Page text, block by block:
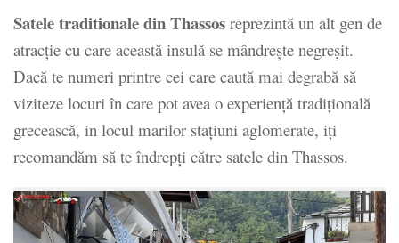
Satele traditionale din Thassos reprezintă un alt gen de
atracție cu care această insulă se mândrește negreșit.
Dacă te numeri printre cei care caută mai degrabă să
viziteze locuri în care pot avea o experiență tradițională
grecească, in locul marilor stațiuni aglomerate, iți
recomandăm să te îndrepți către satele din Thassos.